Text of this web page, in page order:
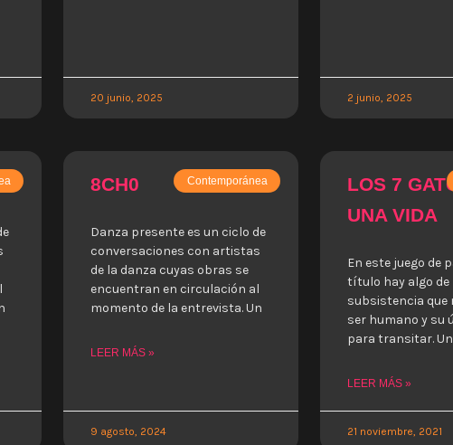
20 junio, 2025 2 junio, 2025
Contemporánea
8CH0
Danza presente es un ciclo de
conversaciones con artistas
de la danza cuyas obras se
encuentran en circulación al
momento de la entrevista. Un
LEER MÁS »
9 agosto, 2024
LOS 7
UNA VIDA
En este juego de
título hay algo de
subsistencia que
ser humano y su
para transitar. Un
LEER MÁS »
21 noviembre, 2021